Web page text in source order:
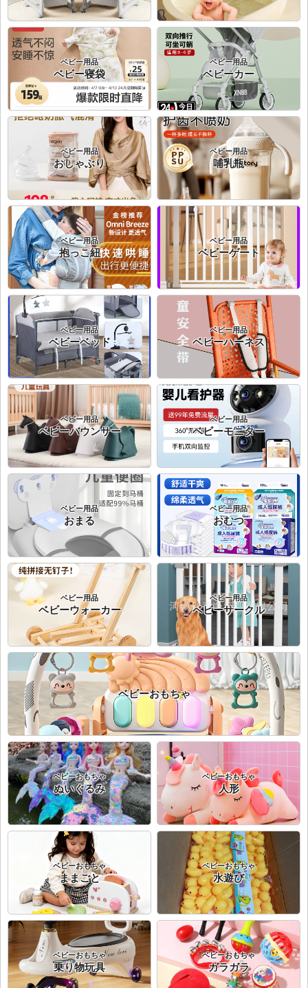
ベビー用品
ベビー寝袋
ベビー用品
ベビーカー
ベビー用品
おしゃぶり
ベビー用品
哺乳瓶
ベビー用品
抱っこ紐
ベビー用品
ベビーゲート
ベビー用品
ベビーベッド
ベビー用品
ベビーハーネス
ベビー用品
ベビーバウンサー
ベビー用品
ベビーモニター
ベビー用品
おまる
ベビー用品
おむつ
ベビー用品
ベビーウォーカー
ベビー用品
ベビーサークル
ベビーおもちゃ
ベビーおもちゃ
ぬいぐるみ
ベビーおもちゃ
人形
ベビーおもちゃ
ままごと
ベビーおもちゃ
水遊び
ベビーおもちゃ
乗り物玩具
ベビーおもちゃ
ガラガラ